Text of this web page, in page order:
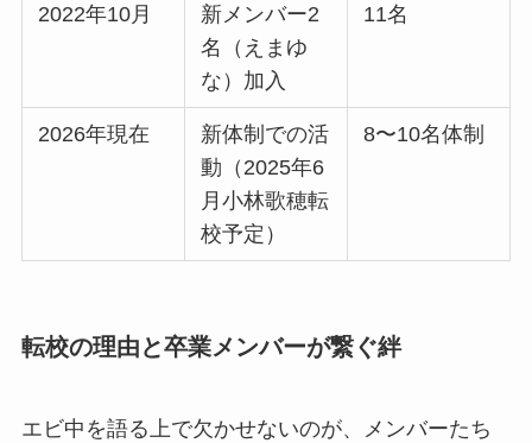
2022年10月
新メンバー2
名（えまゆ
な）加入
11名
2026年現在
新体制での活
動（2025年6
月小林歌穂転
校予定）
8〜10名体制
転校の理由と卒業メンバーが繋ぐ絆
エビ中を語る上で欠かせないのが、メンバーたち